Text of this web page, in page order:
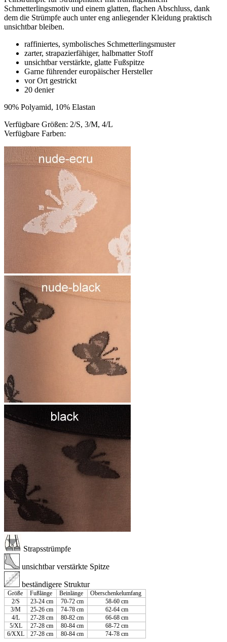
Schmetterlingsmotiv und einem glatten, flachen Abschluss, dank
dem die Strümpfe auch unter eng anliegender Kleidung praktisch
unsichtbar bleiben.
raffiniertes, symbolisches Schmetterlingsmuster
zarter, strapazierfähiger, halbmatter Stoff
unsichtbar verstärkte, glatte Fußspitze
Garne führender europäischer Hersteller
vor Ort gestrickt
20 denier
90% Polyamid, 10% Elastan
Verfügbare Größen: 2/S, 3/M, 4/L
Verfügbare Farben:
Strapsstrümpfe
unsichtbar verstärkte Spitze
beständigere Struktur
Größe Fußlänge Beinlänge
Oberschenkelumfang
2/S
23-24 cm 70-72 cm
58-60 cm
3/M
25-26 cm 74-78 cm
62-64 cm
4/L
27-28 cm 80-82 cm
66-68 cm
5/XL
27-28 cm 80-84 cm
68-72 cm
6/XXL
27-28 cm 80-84 cm 74-78 cm